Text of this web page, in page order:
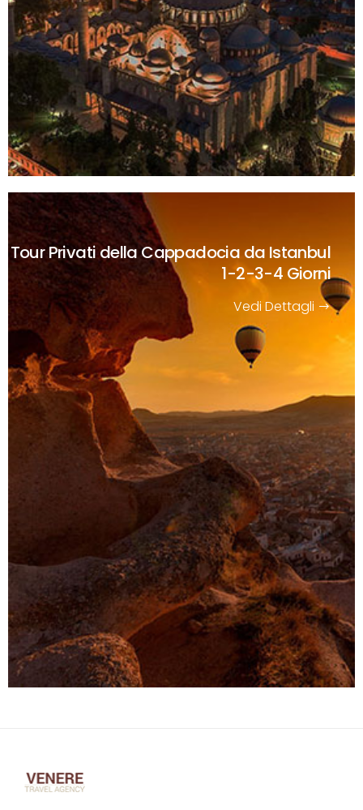
Tour Privati della Cappadocia da Istanbul
1-2-3-4 Giorni
Vedi Dettagli